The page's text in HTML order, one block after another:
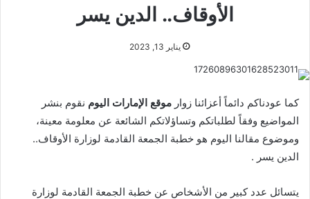
الأوقاف.. الدين يسر
يناير 13, 2023
كما عودناكم دائماً أعزائنا زوار موقع الإمارات اليوم نقوم بنشر
المواضيع وفقاً لطلباتكم وتساؤلاتكم الشائعة عن معلومة معينة،
وموضوع مقالنا اليوم هو خطبة الجمعة القادمة لوزارة الأوقاف..
الدين يسر .
يتسائل عدد كبير من الأشخاص عن خطبة الجمعة القادمة لوزارة